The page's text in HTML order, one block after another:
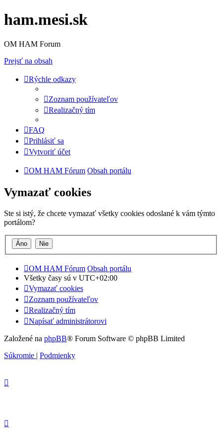
ham.mesi.sk
OM HAM Forum
Prejsť na obsah
Rýchle odkazy
Zoznam používateľov
Realizačný tím
FAQ
Prihlásiť sa
Vytvoriť účet
OM HAM Fórum Obsah portálu
Vymazať cookies
Ste si istý, že chcete vymazať všetky cookies odoslané k vám týmto
portálom?
OM HAM Fórum Obsah portálu
Všetky časy sú v UTC+02:00
Vymazať cookies
Zoznam používateľov
Realizačný tím
Napísať administrátorovi
Založené na phpBB® Forum Software © phpBB Limited
Súkromie | Podmienky